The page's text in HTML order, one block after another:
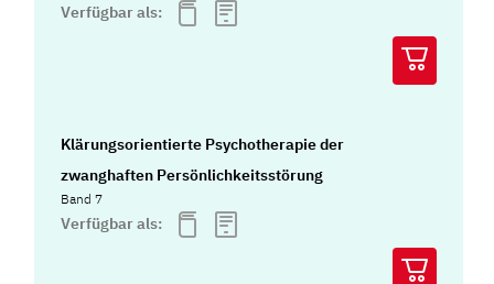
Verfügbar als:
Klärungsorientierte Psychotherapie der
zwanghaften Persönlichkeitsstörung
Band 7
Verfügbar als: